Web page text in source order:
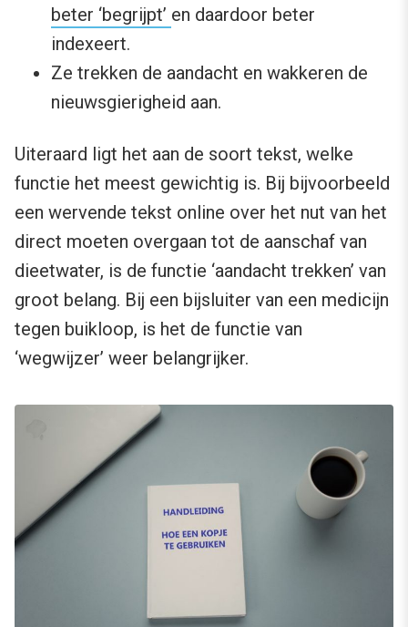
beter ‘begrijpt’ en daardoor beter
indexeert.
Ze trekken de aandacht en wakkeren de
nieuwsgierigheid aan.
Uiteraard ligt het aan de soort tekst, welke
functie het meest gewichtig is. Bij bijvoorbeeld
een wervende tekst online over het nut van het
direct moeten overgaan tot de aanschaf van
dieetwater, is de functie ‘aandacht trekken’ van
groot belang. Bij een bijsluiter van een medicijn
tegen buikloop, is het de functie van
‘wegwijzer’ weer belangrijker.